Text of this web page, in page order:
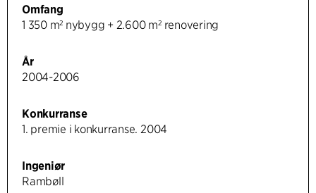
Omfang
1 350 m² nybygg + 2.600 m² renovering
År
2004-2006
Konkurranse
1. premie i konkurranse. 2004
Ingeniør
Rambøll